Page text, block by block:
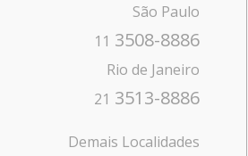
São Paulo
11 3508-8886
Rio de Janeiro
21 3513-8886
Demais Localidades